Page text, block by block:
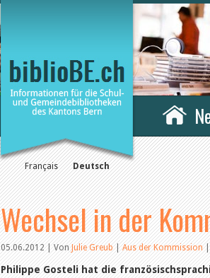
Français Deutsch
Wechsel in der
05.06.2012 | VonJulie Greub|Aus der Kommission
Philippe Gosteli hat die